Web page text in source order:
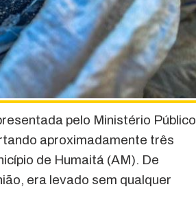
pelo Ministério Público
aproximadamente três
de Humaitá (AM). De
era levado sem qualquer